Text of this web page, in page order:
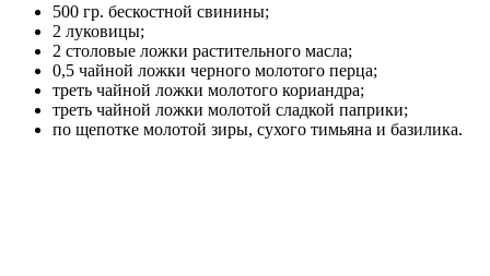
500 гр. бескостной свинины;
2 луковицы;
2 столовые ложки растительного масла;
0,5 чайной ложки черного молотого перца;
треть чайной ложки молотого кориандра;
треть чайной ложки молотой сладкой паприки;
по щепотке молотой зиры, сухого тимьяна и базилика.